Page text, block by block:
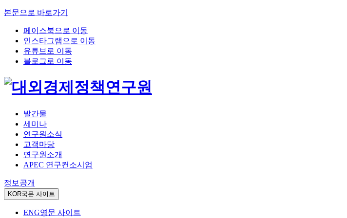
본문으로 바로가기
페이스북으로 이동
인스타그램으로 이동
유튜브로 이동
블로그로 이동
발간물
세미나
연구원소식
고객마당
연구원소개
APEC 연구컨소시엄
정보공개
KOR국문 사이트
ENG영문 사이트